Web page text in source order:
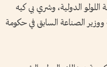
الدولية، وشري بي كيه
الصناعة السابق في حكومة